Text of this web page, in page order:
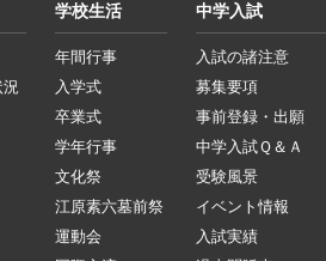
況
学校生活
年間行事
入学式
卒業式
学年行事
文化祭
江原素六墓前祭
運動会
中学入試
入試の諸注意
募集要項
事前登録・出願
中学入試Ｑ＆Ａ
受験風景
イベント情報
入試実績